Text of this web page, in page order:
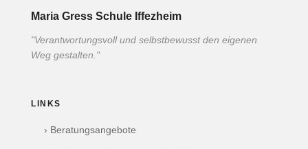
Maria Gress Schule Iffezheim
"Verantwortungsvoll und selbstbewusst den eigenen
Weg gestalten."
LINKS
› Beratungsangebote